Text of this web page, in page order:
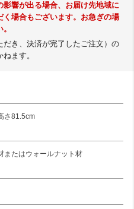
響が出る場合、お届け先地域に
く場合もございます。お急ぎの場
き、決済が完了したご注文）の
ます。
81.5cm
またはウォールナット材